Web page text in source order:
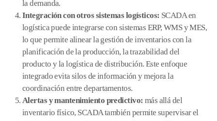
la demanda.
Integración con otros sistemas logísticos: SCADA en
logística puede integrarse con sistemas ERP, WMS y MES,
lo que permite alinear la gestión de inventarios con la
planificación de la producción, la trazabilidad del
producto y la logística de distribución. Este enfoque
integrado evita silos de información y mejora la
coordinación entre departamentos.
Alertas y mantenimiento predictivo: más allá del
inventario físico, SCADA también permite supervisar el